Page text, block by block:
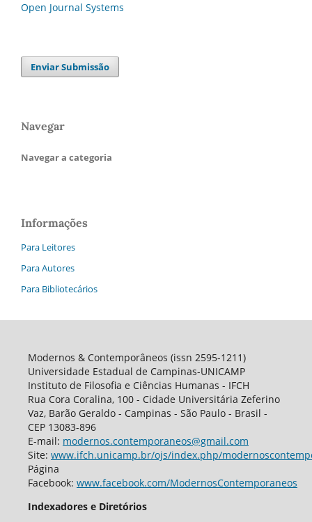
Open Journal Systems
Enviar Submissão
Navegar
Navegar a categoria
Informações
Para Leitores
Para Autores
Para Bibliotecários
Modernos & Contemporâneos (issn 2595-1211)
Universidade Estadual de Campinas-UNICAMP
Instituto de Filosofia e Ciências Humanas - IFCH
Rua Cora Coralina, 100 - Cidade Universitária Zeferino
Vaz, Barão Geraldo - Campinas - São Paulo - Brasil -
CEP 13083-896
E-mail: modernos.contemporaneos@gmail.com
Site: www.ifch.unicamp.br/ojs/index.php/
Página
Facebook: www.facebook.com/ModernosContemporaneos
Indexadores e Diretórios